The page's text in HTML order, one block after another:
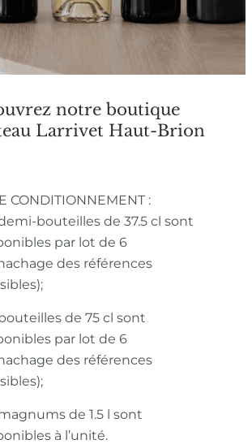
notre boutique
Larrivet Haut-Brion
CONDITIONNEMENT :
bouteilles de 37.5 cl sont
par lot de 6
des références
de 75 cl sont
par lot de 6
des références
de 1.5 l sont
à l’unité.